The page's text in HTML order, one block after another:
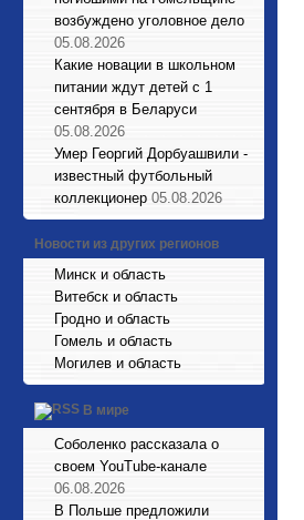
возбуждено уголовное дело
05.08.2026
Какие новации в школьном
питании ждут детей с 1
сентября в Беларуси
05.08.2026
Умер Георгий Дорбуашвили -
известный футбольный
коллекционер 05.08.2026
Новости из других регионов
Минск и область
Витебск и область
Гродно и область
Гомель и область
Могилев и область
В мире
Соболенко рассказала о
своем YouTube-канале
06.08.2026
В Польше предложили